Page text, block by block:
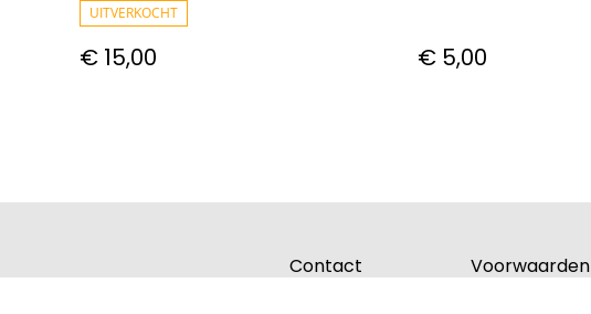
UITVERKOCHT
€ 15,00
€ 5,00
Contact Voorwaarden